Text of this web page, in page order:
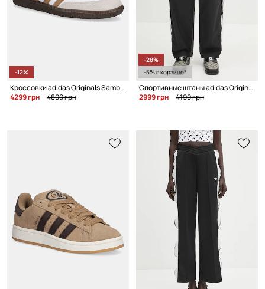
-12%
Кроссовки adidas Originals Samba OG
4299 грн
4899 грн
-28%
-5% в корзине*
Спортивные штаны adidas Originals Track Pants
2999 грн
4199 грн